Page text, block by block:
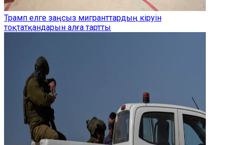
Трамп елге заңсыз мигранттардың кіруін
тоқтатқандарын алға тартты